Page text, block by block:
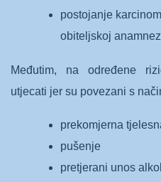
postojanje
obiteljskoj
Međutim, na određene
utjecati jer su povezani s
prekomjerna
pušenje
pretjerani unos